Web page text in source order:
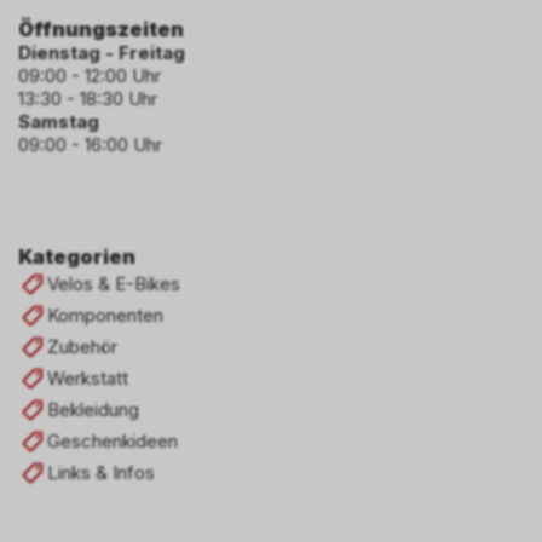
Kategorien
Velos & E-Bikes
Komponenten
Zubehör
Werkstatt
Bekleidung
Geschenkideen
Links & Infos
Öffnungszeiten
Dienstag - Freitag
09:00 - 12:00 Uhr
13:30 - 18:30 Uhr
Samstag
09:00 - 16:00 Uhr